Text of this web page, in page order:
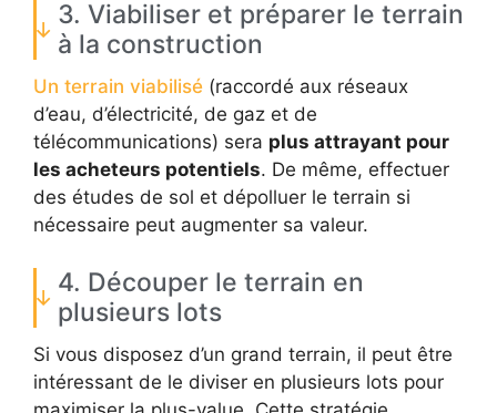
3. Viabiliser et préparer le terrain
à la construction
Un terrain viabilisé (raccordé aux réseaux
d’eau, d’électricité, de gaz et de
télécommunications) sera plus attrayant pour
les acheteurs potentiels. De même, effectuer
des études de sol et dépolluer le terrain si
nécessaire peut augmenter sa valeur.
4. Découper le terrain en
plusieurs lots
Si vous disposez d’un grand terrain, il peut être
intéressant de le diviser en plusieurs lots pour